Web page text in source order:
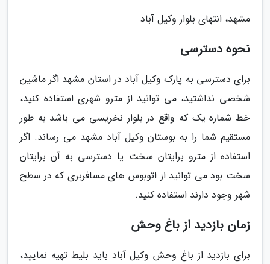
مشهد، انتهای بلوار وکیل آباد
نحوه دسترسی
برای دسترسی به پارک وکیل آباد در استان مشهد اگر ماشین
شخصی نداشتید، می توانید از مترو شهری استفاده کنید،
خط شماره یک که واقع در بلوار نخریسی می باشد به طور
مستقیم شما را به بوستان وکیل آباد مشهد می رساند. اگر
استفاده از مترو برایتان سخت یا دسترسی به آن برایتان
سخت بود می توانید از اتوبوس های مسافربری که در سطح
شهر وجود دارند استفاده کنید.
زمان بازدید از باغ وحش
برای بازدید از باغ وحش وکیل آباد باید بلیط تهیه نمایید،